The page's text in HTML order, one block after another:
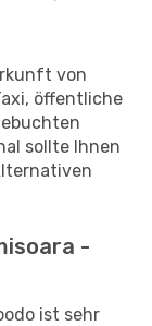
von
öffentliche
sollte Ihnen
-
ist sehr